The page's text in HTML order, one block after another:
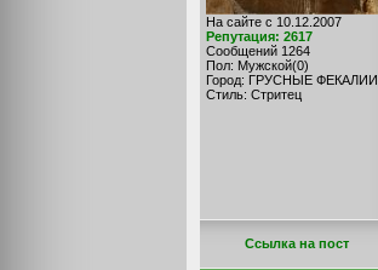
На сайте с 10.12.2007
Репутация: 2617
Сообщений 1264
Пол: Мужской(0)
Город: ГРУСНЫЕ ФЕКАЛИИ
Стиль: Стритец
Cсылка на пост